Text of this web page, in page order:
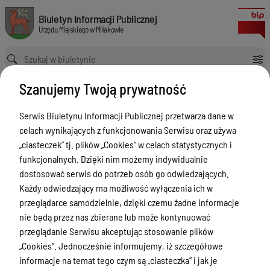
Oświadczenia majątkowe za 2016 r.
Biuletyn Informacji Publicznej Urzędu Miejskiego w Miłakowie
Biuletyn Informacji Publicznej
Urzędu Miejskiego w Miłakowie
Ścieżka powrotu
Strona główna
Oświadczenia majątkowe
Oświadczenia majątkowe - Kierownicy jednostek organizacyjnych
Oświadczenia majątkowe za 2016 r.
Oświadczenia majątkowe -
Kierownicy jednostek
organizacyjnych
Menu Przedmiotowe
Urząd Miejski w Miłakowie
Gmina Miłakowo
Majątek i finanse
Wersja obowiązująca
z dnia23-06-2017
10:59:23
Drukuj
Oświadczenia
majątkowe za
Szanujemy Twoją prywatność
Serwis Biuletynu Informacji Publicznej przetwarza dane w
celach wynikających z funkcjonowania Serwisu oraz używa
„ciasteczek” tj. plików „Cookies” w celach statystycznych i
funkcjonalnych. Dzięki nim możemy indywidualnie
dostosować serwis do potrzeb osób go odwiedzających.
Każdy odwiedzający ma możliwość wyłączenia ich w
przeglądarce samodzielnie, dzięki czemu żadne informacje
nie będą przez nas zbierane lub może kontynuować
przeglądanie Serwisu akceptując stosowanie plików
„Cookies”. Jednocześnie informujemy, iż szczegółowe
informacje na temat tego czym są „ciasteczka” i jak je